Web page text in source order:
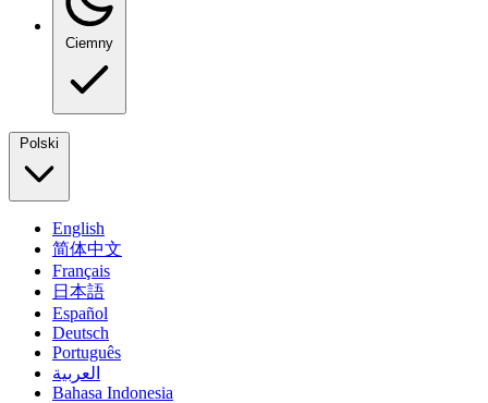
Ciemny
Polski
English
简体中文
Français
日本語
Español
Deutsch
Português
العربية
Bahasa Indonesia